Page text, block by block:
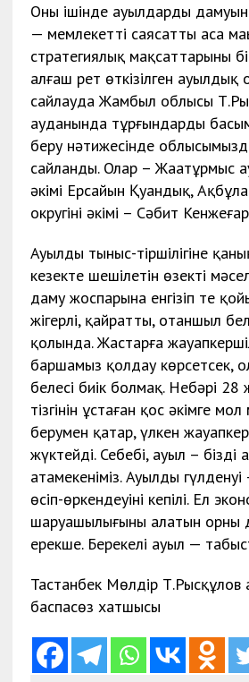
Оның ішінде ауылдардың
— мемлекеттің саясаттың аса
стратегиялық мақсаттарының
алғаш рет өткізілген ауылдық
сайлауда Жамбыл облысы
ауданында тұрғындардың
беру нәтижесінде
сайланды. Олар – Жаңатұрмыс
әкімі Ерсайын Қуандық,
округінің әкімі – Сәбит
Ауылдың тыныс-тіршілігіне
кезекте шешілетін өзекті
даму жоспарына енгізіп те
жігерлі, қайратты, отаншыл
қолында. Жастарға
баршамыз қолдау көрсетсек,
белесі биік болмақ. Небәрі
тізгінін ұстаған қос әкімге мол
берумен қатар, үлкен
жүктейді. Себебі, ауыл – біздің
атамекеніміз. Ауылдың гүлденуі
өсіп-өркендеуінің кепілі. Ел
шаруашылығының алатын орны
ерекше. Берекелі ауыл —
Тастанбек Мөлдір Т.Рысқұлов
баспасөз хатшысы